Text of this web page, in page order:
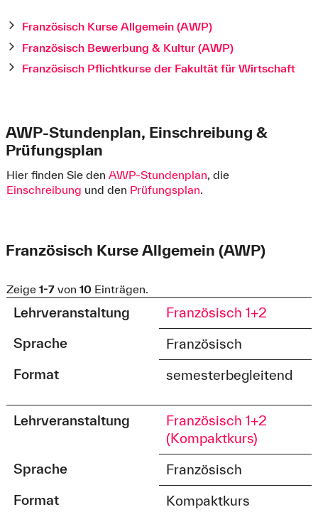
Französisch Kurse Allgemein (AWP)
Französisch Bewerbung & Kultur (AWP)
Französisch Pflichtkurse der Fakultät für Wirtschaft
AWP-Stundenplan, Einschreibung &
Prüfungsplan
Hier finden Sie den AWP-Stundenplan, die
Einschreibung und den Prüfungsplan.
Französisch Kurse Allgemein (AWP)
Zeige 1-7von 10Einträgen.
Lehrveranstaltung
Französisch 1+2
Sprache
Französisch
Format
semesterbegleitend
Lehrveranstaltung
Französisch 1+2
(Kompaktkurs)
Sprache
Französisch
Format
Kompaktkurs